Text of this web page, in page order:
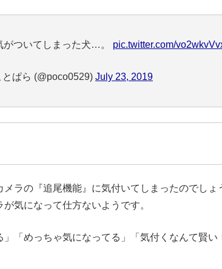
がついてしまった犬…。 pic.twitter.com/
ぱら (@poco0529) July 23, 2019
ラの『追尾機能』に気付いてしまったのでしょ
気になって仕方ないようです。
「めっちゃ気になってる」「気付くなんて賢い